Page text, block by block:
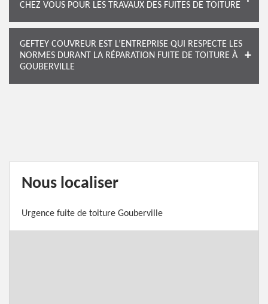
CHEZ VOUS POUR LES TRAVAUX DES FUITES DE TOITURE
GEFTEY COUVREUR EST L’ENTREPRISE QUI RESPECTE LES
NORMES DURANT LA RÉPARATION FUITE DE TOITURE À
GOUBERVILLE
Nous localiser
Urgence fuite de toiture Gouberville